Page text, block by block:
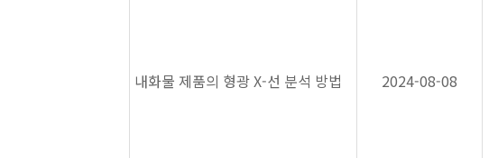
내화물 제품의 형광 X-선 분석 방법 2024-08-08